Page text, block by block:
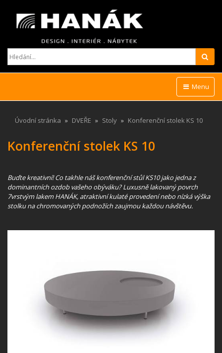
Menu
Úvodní stránka DVEŘE Stoly Konferenční stolek KS 10
Konferenční stolek KS 10
Buďte kreativní! Co takhle náš konferenční stůl KS10 jako jedna z
dominantních ozdob vašeho obýváku? Luxusně lakovaný povrch
7vrstvým lakem HANÁK, atraktivní kulaté provedení nebo nízká výška
stolku na chromovaných podnožích zaujmou každou návštěvu.